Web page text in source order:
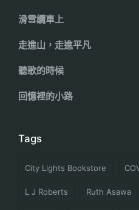
滑雪纜車上
走進山，走進平凡
聽歌的時候
回憶裡的小路
Tags
City Lights Bookstore
L J Roberts Ruth Asawa